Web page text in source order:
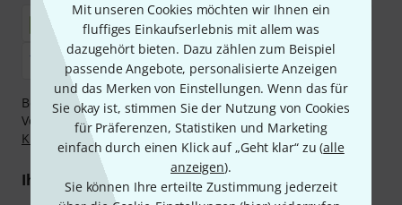
Mit unseren Cookies möchten wir Ihnen ein
fluffiges Einkaufserlebnis mit allem was
dazugehört bieten. Dazu zählen zum Beispiel
passende Angebote, personalisierte Anzeigen
und das Merken von Einstellungen. Wenn das für
Sie okay ist, stimmen Sie der Nutzung von Cookies
für Präferenzen, Statistiken und Marketing
einfach durch einen Klick auf „Geht klar“ zu (alle
anzeigen).
Sie können Ihre erteilte Zustimmung jederzeit
Bezahlen Sie vertraulich und sicher per Nachnahme,
Vorkasse, PayPal, Amazon Pay, Klarna Sofort bezahlen
Klarna Ratenzahlungoder Kreditkarte.
Ihre Vorteile